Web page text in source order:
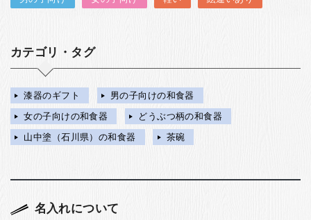
カテゴリ・タグ
漆器のギフト
男の子向けの和食器
女の子向けの和食器
どうぶつ柄の和食器
山中塗（石川県）の和食器
茶碗
名入れについて